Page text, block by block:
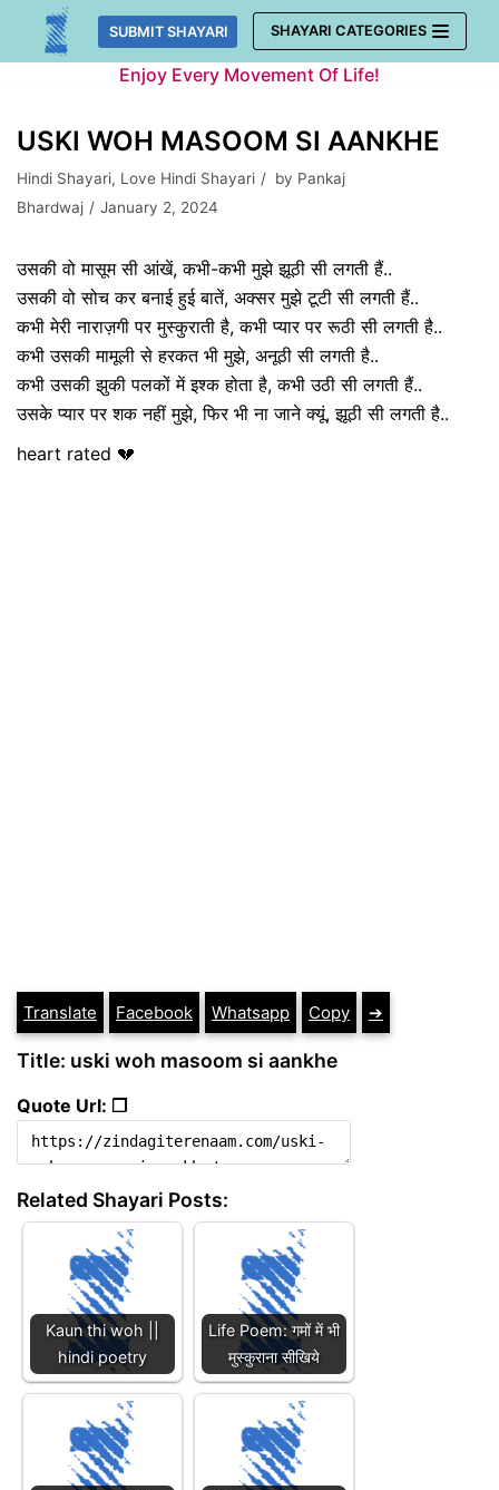
Skip
SUBMIT SHAYARI SHAYARI CATEGORIES
Enjoy Every Movement Of Life!
USKI WOH MASOOM SI AANKHE
Hindi Shayari, Love Hindi Shayari by Pankaj
Bhardwaj
January 2, 2024
उसकी वो मासूम सी आंखें, कभी-कभी मुझे झूठी सी लगती हैं..
उसकी वो सोच कर बनाई हुई बातें, अक्सर मुझे टूटी सी लगती हैं..
कभी मेरी नाराज़गी पर मुस्कुराती है, कभी प्यार पर रूठी सी लगती है..
कभी उसकी मामूली से हरकत भी मुझे, अनूठी सी लगती है..
कभी उसकी झुकी पलकों में इश्क होता है, कभी उठी सी लगती हैं..
उसके प्यार पर शक नहीं मुझे, फिर भी ना जाने क्यूं, झूठी सी लगती है..
heart rated 💔
Translate Facebook Whatsapp Copy ➔
Title: uski woh masoom si aankhe
Quote Url: ❐
Related Shayari Posts:
Kaun thi woh ||
hindi poetry
Life Poem: गमों में भी
मुस्कुराना सीखिये